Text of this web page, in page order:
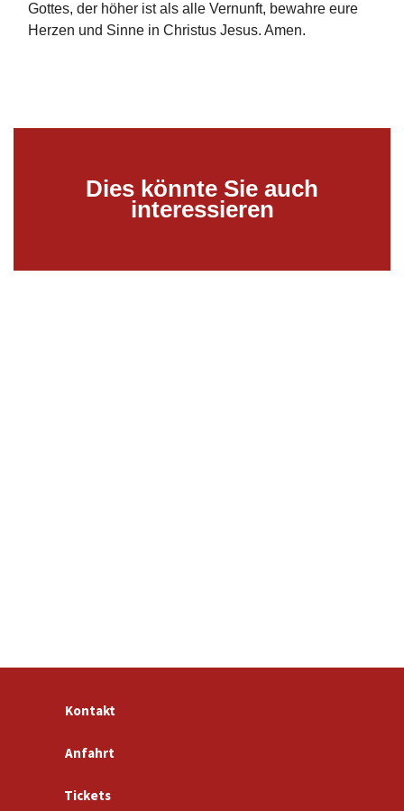
Gottes, der höher ist als alle Vernunft, bewahre eure
Herzen und Sinne in Christus Jesus. Amen.
Dies könnte Sie auch
interessieren
Kontakt
Anfahrt
Tickets